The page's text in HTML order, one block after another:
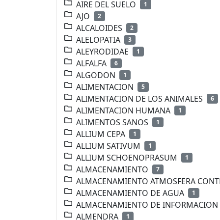
AIRE DEL SUELO 1
AJO 2
ALCALOIDES 2
ALELOPATIA 3
ALEYRODIDAE 1
ALFALFA 6
ALGODON 1
ALIMENTACION 5
ALIMENTACION DE LOS ANIMALES 6
ALIMENTACION HUMANA 1
ALIMENTOS SANOS 1
ALLIUM CEPA 1
ALLIUM SATIVUM 1
ALLIUM SCHOENOPRASUM 1
ALMACENAMIENTO 7
ALMACENAMIENTO ATMOSFERA
ALMACENAMIENTO DE AGUA 1
ALMACENAMIENTO DE INFORMACION
ALMENDRA 1